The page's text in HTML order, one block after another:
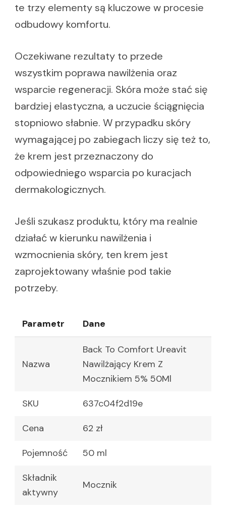
te trzy elementy są kluczowe w procesie
odbudowy komfortu.
Oczekiwane rezultaty to przede
wszystkim poprawa nawilżenia oraz
wsparcie regeneracji. Skóra może stać się
bardziej elastyczna, a uczucie ściągnięcia
stopniowo słabnie. W przypadku skóry
wymagającej po zabiegach liczy się też to,
że krem jest przeznaczony do
odpowiedniego wsparcia po kuracjach
dermakologicznych.
Jeśli szukasz produktu, który ma realnie
działać w kierunku nawilżenia i
wzmocnienia skóry, ten krem jest
zaprojektowany właśnie pod takie
potrzeby.
Parametr Dane
Nazwa
Back To Comfort Ureavit
Nawilżający Krem Z
Mocznikiem 5% 50Ml
SKU 637c04f2d19e
Cena 62 zł
Pojemność 50 ml
Składnik
aktywny
Mocznik